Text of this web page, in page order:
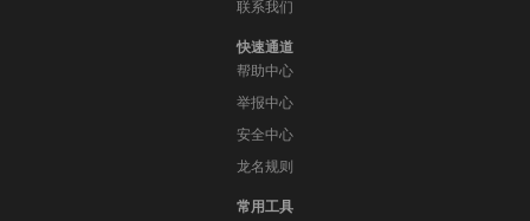
联系我们
快速通道
帮助中心
举报中心
安全中心
龙名规则
常用工具